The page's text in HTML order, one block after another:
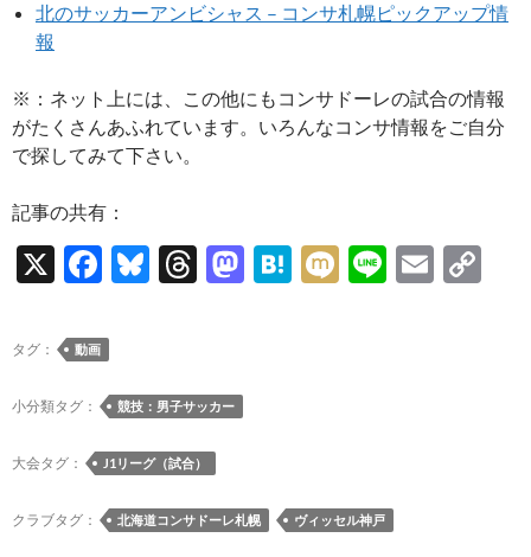
北のサッカーアンビシャス – コンサ札幌ピックアップ情
報
※：ネット上には、この他にもコンサドーレの試合の情報
がたくさんあふれています。いろんなコンサ情報をご自分
で探してみて下さい。
記事の共有：
X
F
e
b
o
o
k
Bl
y
T
ds
M H
M Li
E
タグ： 動画
小分類タグ： 競技：男子サッカー
大会タグ： J1リーグ（試合）
クラブタグ： 北海道コンサドーレ札幌 ヴィッセル神戸